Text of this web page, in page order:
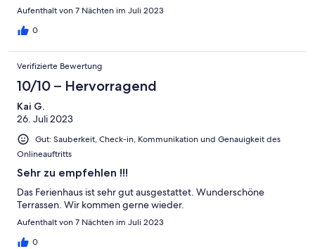
Aufenthalt von 7 Nächten im Juli 2023
0
Verifizierte Bewertung
10/10 – Hervorragend
Kai G.
26. Juli 2023
Gut: Sauberkeit, Check-in, Kommunikation und Genauigkeit des
Onlineauftritts
Sehr zu empfehlen !!!
Das Ferienhaus ist sehr gut ausgestattet. Wunderschöne
Terrassen. Wir kommen gerne wieder.
Aufenthalt von 7 Nächten im Juli 2023
0